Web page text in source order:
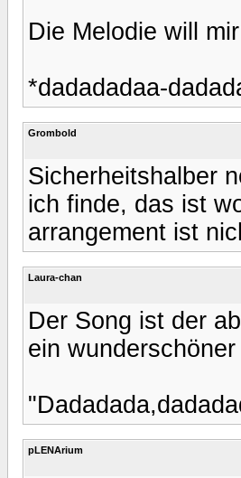
Die Melodie will
*dadadadaa-
Grombold
Sicherheitshalber
ich finde, das ist
arrangement ist
Laura-chan
Der Song ist der
ein
pLENArium